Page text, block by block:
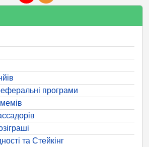
програми
та Стейкінг